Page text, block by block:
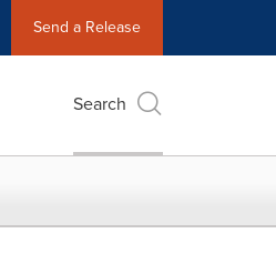
Send a Release
Search